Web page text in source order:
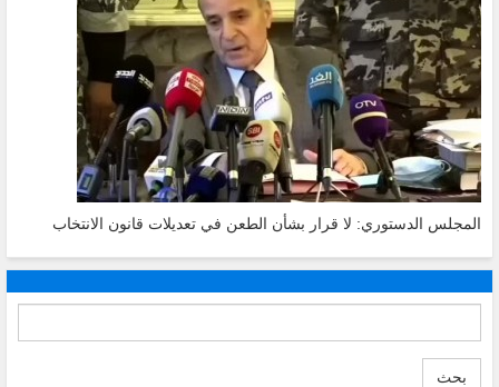
المجلس الدستوري: لا قرار بشأن الطعن في تعديلات قانون الانتخاب
بحث